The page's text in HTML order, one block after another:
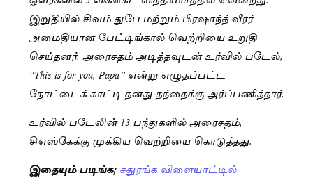
இறுதியில் சிவம் துபே மற்றும் பிரஷாந்த் வீரர்
அமைதியான பேட்டிங்கால் வெற்றியை உறுதி
செய்தனர். அரைசதம் அடித்தவுடன் உர்வில் படேல்,
“This is for you, Papa” என்று எழுதப்பட்ட
நோட்டைக் காட்டி தனது தந்தைக்கு அர்ப்பணித்தார்.
உர்வில் படேலின் 13 பந்துகளில் அரைசதம்,
சிஎஸ்கேக்கு முக்கிய வெற்றியை கொடுத்தது.
இதையும் படிங்க; சதுரங்க விளையாட்டில்